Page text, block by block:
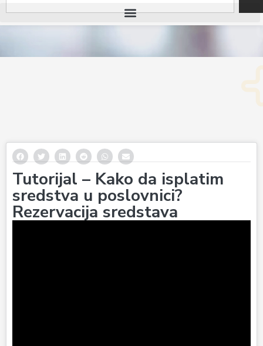
Tutorijal – Kako da isplatim
sredstva u poslovnici?
Rezervacija sredstava